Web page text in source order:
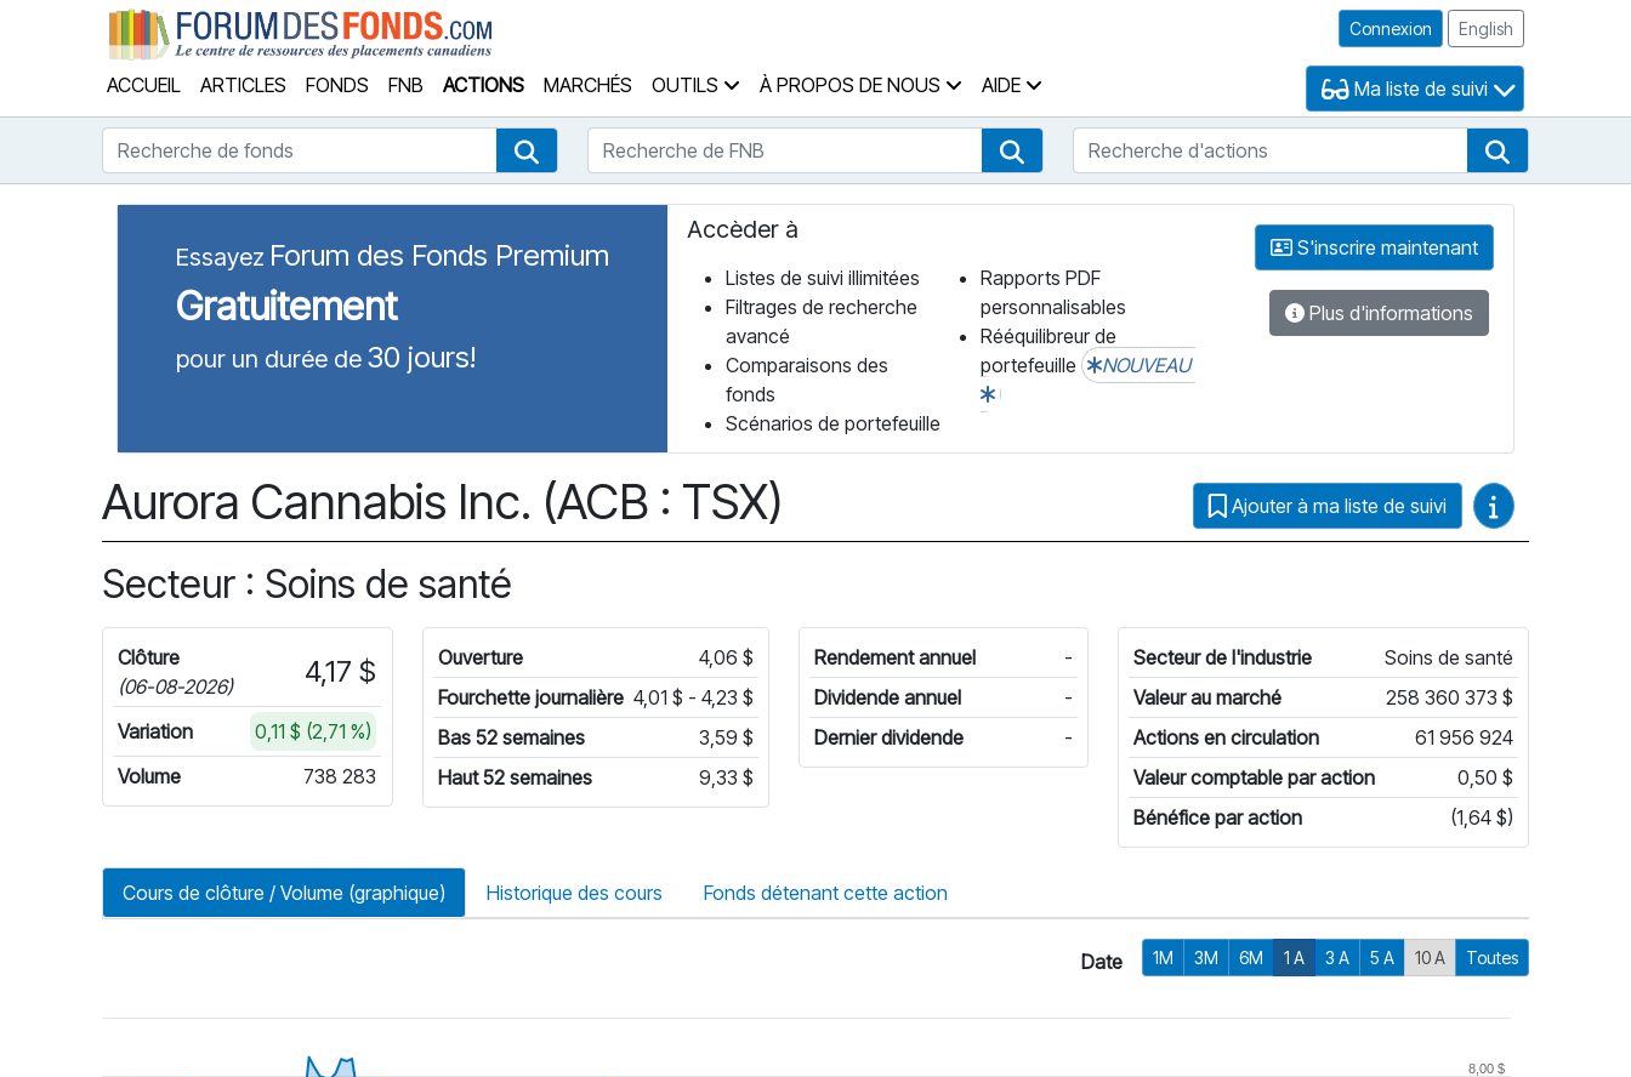
Connexion English
ACCUEIL ARTICLES FONDS FNB ACTIONS MARCHÉS OUTILS À PROPOS DE NOUS AIDE Ma liste de suivi
Recherche de fonds Recherche de fonds
Recherche de FNB Recherche de FNB
Recherche d'actions
Essayez Forum des Fonds Premium
Gratuitement
pour un durée de 30 jours!
Accèder à
Listes de suivi illimitées
Filtrages de recherche
avancé
Comparaisons des
fonds
Scénarios de portefeuille
Rapports PDF
personnalisables
Rééquilibreur de
portefeuille
NOUVEAU
S'inscrire maintenant
Plus d'informations
Aurora Cannabis Inc. (ACB : TSX) Ajouter à ma liste de suivi Guides vidéo
Secteur : Soins de santé
Clôture
(06-08-2026)
4,17 $
Variation
0,11 $ (2,71 %)
Volume
738 283
Ouverture
4,06 $
Fourchette journalière 4,01 $ - 4,23 $
Bas 52 semaines
3,59 $
Haut 52 semaines
9,33 $
Rendement annuel
-
Dividende annuel
-
Dernier dividende
-
Secteur de l'industrie
Soins de santé
Valeur au marché
258 360 373 $
Actions en circulation
61 956 924
Valeur comptable par action
0,50 $
Bénéfice par action
(1,64 $)
Cours de clôture / Volume (graphique) Historique des cours Fonds détenant cette action
Date 1M 3M 6M 1 A 3 A 5 A 10 A Toutes
8,00 $